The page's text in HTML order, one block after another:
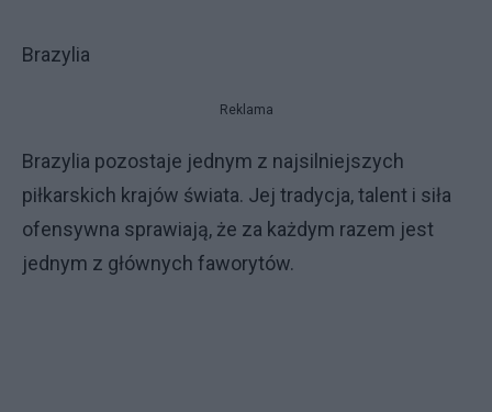
Brazylia
Reklama
Brazylia pozostaje jednym z najsilniejszych
piłkarskich krajów świata. Jej tradycja, talent i siła
ofensywna sprawiają, że za każdym razem jest
jednym z głównych faworytów.